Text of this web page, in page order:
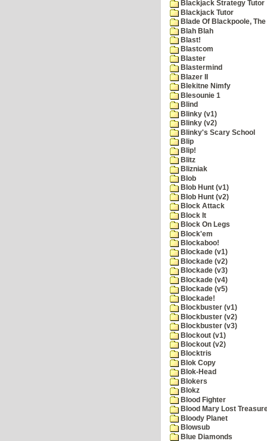
Blackjack Strategy Tutor
Blackjack Tutor
Blade Of Blackpoole, The
Blah Blah
Blast!
Blastcom
Blaster
Blastermind
Blazer II
Blekitne Nimfy
Blesounie 1
Blind
Blinky (v1)
Blinky (v2)
Blinky's Scary School
Blip
Blip!
Blitz
Blizniak
Blob
Blob Hunt (v1)
Blob Hunt (v2)
Block Attack
Block It
Block On Legs
Block'em
Blockaboo!
Blockade (v1)
Blockade (v2)
Blockade (v3)
Blockade (v4)
Blockade (v5)
Blockade!
Blockbuster (v1)
Blockbuster (v2)
Blockbuster (v3)
Blockout (v1)
Blockout (v2)
Blocktris
Blok Copy
Blok-Head
Blokers
Blokz
Blood Fighter
Blood Mary Lost
Bloody Planet
Blowsub
Blue Diamonds